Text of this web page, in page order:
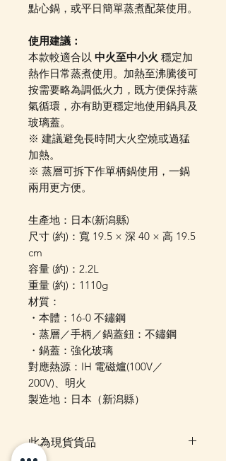
點心鍋，或平日簡單蒸煮配菜使用。
使用建議：
本款較適合以 中火至中小火 穩定加
熱作日常蒸煮使用。加熱至沸騰後可
按需要略為調低火力，既方便保持蒸
氣循環，亦有助更穩定地使用鍋具及
玻璃蓋。
※ 建議避免長時間大火空燒或過猛
加熱。
※ 蒸層可拆下作單柄鍋使用，一鍋
兩用更方便。
生產地：日本(新潟縣)
尺寸 (約)：寬 19.5 × 深 40 × 高 19.5
cm
容量 (約)：2.2L
重量 (約)：1110g
材質：
・本體：16-0 不鏽鋼
・蒸層／手柄／鍋蓋鈕：不鏽鋼
・鍋蓋：強化玻璃
對應熱源：IH 電磁爐(100V／
200V)、明火
製造地：日本（新潟縣）
此為現貨貨品